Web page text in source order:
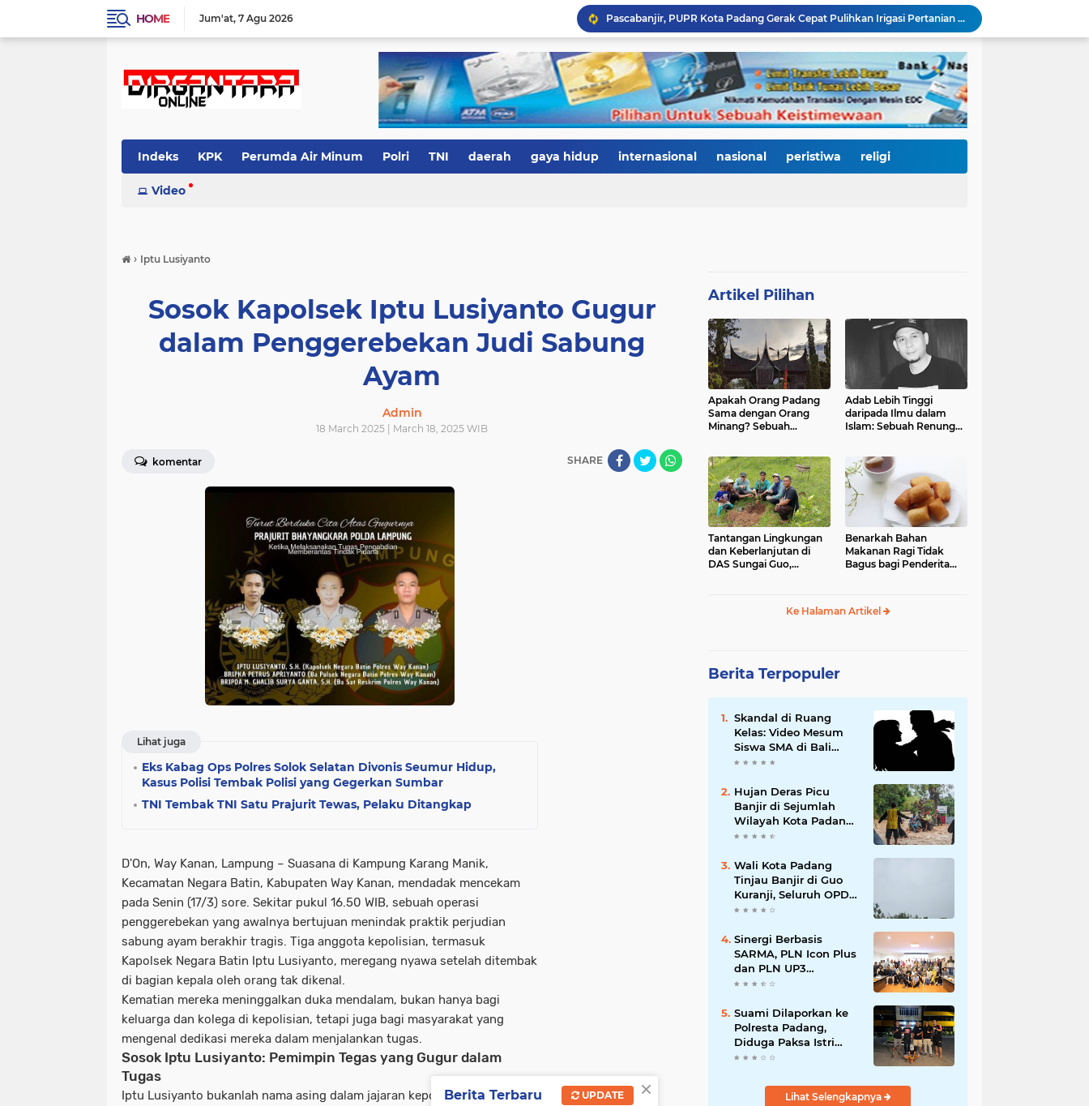
HOME Jum'at 7 Agu 2026
Pascabanjir, PUPR Kota Padang Gerak Cepat Pulihkan Irigasi Pertanian di Kuranji dan Pauh, Pasokan Air Sawah Jadi Prioritas
Padang Utara Tampilkan Kearifan Lokal di Festival Telong-Telong, Tradisi Malamang dan Potensi Seafood Curi Perhatian Ribuan Pengunjung
HJK Padang ke-357 Berubah Jadi Gerakan Kemanusiaan, Pemko Hadirkan "Road to Gastronomy Charity" untuk Bantu Korban Banjir
Dua Perwira Polresta Banda Aceh Dikabarkan Diamankan Mabes Polri, Dugaan Narkoba hingga Penyalahgunaan Wewenang Masih Menunggu Kepastian
Kurnia Nugraha Raih Indonesia Public Relations Top Leader 2026, Bukti Komitmen JNE Bangun Bisnis Berkelanjutan Lewat Komunikasi Berdampak
HJK Padang ke-357 Jadi Titik Balik Pendidikan, Pemko Padang Gandeng Universiti Kuala Lumpur Buka Jalan Beasiswa dan Kampus Internasional
Perkuat Tata Kelola Rumah Sakit Daerah, RS M. Djamil Dampingi RSUD dr. Sadikin Pariaman Wujudkan Layanan Kesehatan Berkualitas
Indeks KPK Perumda Air Minum Polri TNI daerah gaya hidup internasional nasional peristiwa religi
Video
› Iptu Lusiyanto
Sosok Kapolsek Iptu Lusiyanto Gugur
dalam Penggerebekan Judi Sabung
Ayam
Admin
18 March 2025 | March 18, 2025 WIB
komentar SHARE
Lihat juga
Eks Kabag Ops Polres Solok Selatan Divonis Seumur Hidup,
Kasus Polisi Tembak Polisi yang Gegerkan Sumbar
TNI Tembak TNI Satu Prajurit Tewas, Pelaku Ditangkap
D'On, Way Kanan, Lampung – Suasana di Kampung Karang Manik,
Kecamatan Negara Batin, Kabupaten Way Kanan, mendadak mencekam
pada Senin (17/3) sore. Sekitar pukul 16.50 WIB, sebuah operasi
penggerebekan yang awalnya bertujuan menindak praktik perjudian
sabung ayam berakhir tragis. Tiga anggota kepolisian, termasuk
Kapolsek Negara Batin Iptu Lusiyanto, meregang nyawa setelah ditembak
di bagian kepala oleh orang tak dikenal.
Kematian mereka meninggalkan duka mendalam, bukan hanya bagi
keluarga dan kolega di kepolisian, tetapi juga bagi masyarakat yang
mengenal dedikasi mereka dalam menjalankan tugas.
Sosok Iptu Lusiyanto: Pemimpin Tegas yang Gugur dalam
Tugas
Iptu Lusiyanto bukanlah nama asing dalam jajaran kepolisian Lampung. Ia
Artikel Pilihan
Apakah Orang Padang
Sama dengan Orang
Minang? Sebuah
Adab Lebih Tinggi
daripada Ilmu dalam
Islam: Sebuah Renungan
Tantangan Lingkungan
dan Keberlanjutan di
DAS Sungai Guo,
Benarkah Bahan
Makanan Ragi Tidak
Bagus bagi Penderita
Ke Halaman Artikel
Berita Terpopuler
Skandal di Ruang
Kelas: Video Mesum
Siswa SMA di Bali
Viral, Hukuman dan
Mengikuti
Hujan Deras Picu
Banjir di Sejumlah
Wilayah Kota Padang,
Warga Dievakuasi dan
Banjir Susulan
Wali Kota Padang
Tinjau Banjir di Guo
Kuranji, Seluruh OPD
Disiagakan dan
Dipercepat
Sinergi Berbasis
SARMA, PLN Icon Plus
dan PLN UP3
Tanjungpinang
Strategis
Suami Dilaporkan ke
Polresta Padang,
Diduga Paksa Istri
Layani Pria Lain
Lihat Selengkapnya
×
Berita Terbaru UPDATE